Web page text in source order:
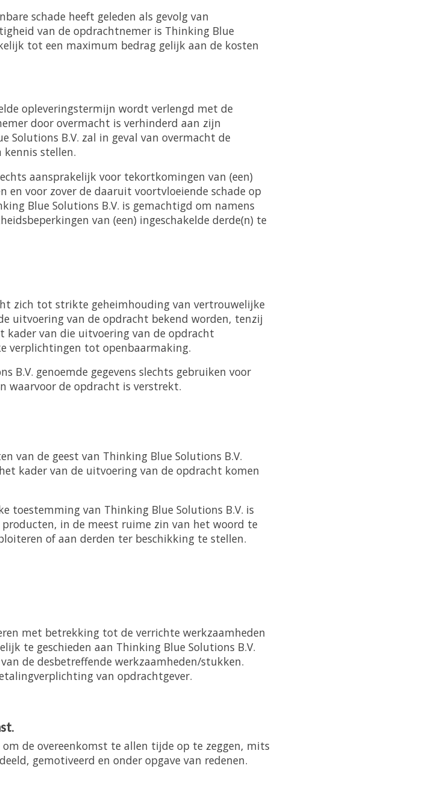
schade heeft geleden als gevolg van
van de opdrachtnemer is Thinking Blue
tot een maximum bedrag gelijk aan de kosten
opleveringstermijn wordt verlengd met de
door overmacht is verhinderd aan zijn
Solutions B.V. zal in geval van overmacht de
stellen.
aansprakelijk voor tekortkomingen van (een)
en voor zover de daaruit voortvloeiende schade op
Blue Solutions B.V. is gemachtigd om namens
van (een) ingeschakelde derde(n) te
zich tot strikte geheimhouding van vertrouwelijke
uitvoering van de opdracht bekend worden, tenzij
kader van die uitvoering van de opdracht
verplichtingen tot openbaarmaking.
B.V. genoemde gegevens slechts gebruiken voor
waarvoor de opdracht is verstrekt.
van de geest van Thinking Blue Solutions B.V.
kader van de uitvoering van de opdracht komen
toestemming van Thinking Blue Solutions B.V. is
in de meest ruime zin van het woord te
of aan derden ter beschikking te stellen.
met betrekking tot de verrichte werkzaamheden
te geschieden aan Thinking Blue Solutions B.V.
de desbetreffende werkzaamheden/stukken.
van opdrachtgever.
.
de overeenkomst te allen tijde op te zeggen, mits
gemotiveerd en onder opgave van redenen.